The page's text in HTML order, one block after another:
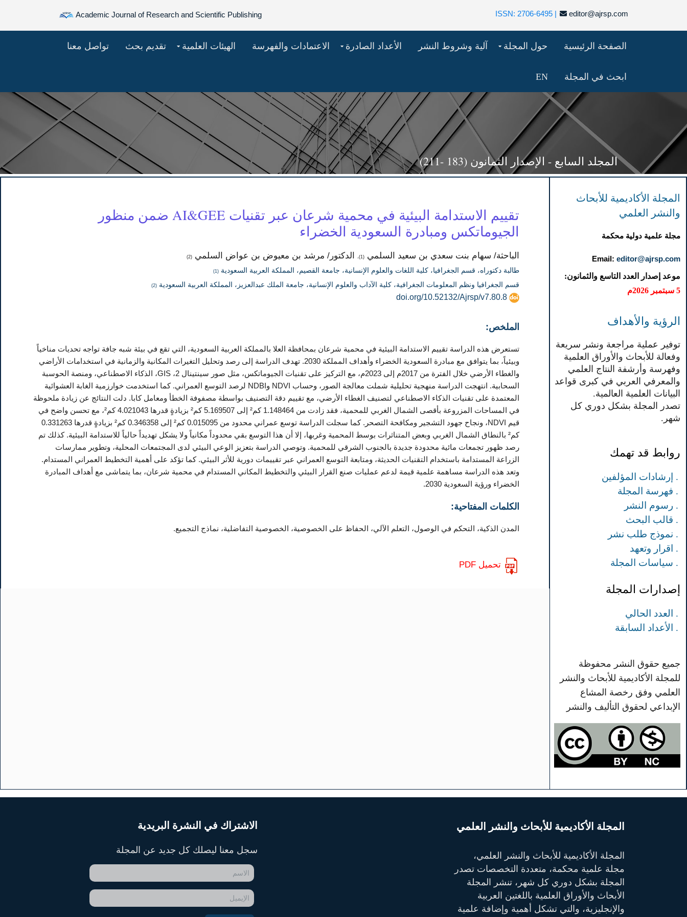
Academic Journal of Research and Scientific Publishing editor@ajrsp.com
ISSN: 2706-6495 |
الصفحة الرئيسية حول المجلة آلية وشروط النشر الأعداد الصادرة الاعتمادات والفهرسة الهيئات العلمية تقديم بحث تواصل معنا
ابحث في المجلة EN
المجلد السابع - الإصدار الثمانون (183 -211)
المجلة الأكاديمية للأبحاث
والنشر العلمي
مجلة علمية دولية محكمة
Email: editor@ajrsp.com
موعد إصدار العدد التاسع والثمانون:
5 سبتمبر 2026م
الرؤية والأهداف
توفير عملية مراجعة ونشر سريعة
وفعالة للأبحاث والأوراق العلمية
وفهرسة وأرشفة النتاج العلمي
والمعرفي العربي في كبرى قواعد
البيانات العلمية العالمية.
تصدر المجلة بشكل دوري كل
شهر.
روابط قد تهمك
. إرشادات المؤلفين
. فهرسة المجلة
. رسوم النشر
. قالب البحث
. نموذج طلب نشر
. اقرار وتعهد
. سياسات المجلة
إصدارات المجلة
. العدد الحالي
. الأعداد السابقة
جميع حقوق النشر محفوظة
للمجلة الأكاديمية للأبحاث والنشر
العلمي وفق رخصة المشاع
الإبداعي لحقوق التأليف والنشر
تقييم الاستدامة البيئية في محمية شرعان عبر تقنيات AI&GEE ضمن منظور
الجيوماتكس ومبادرة السعودية الخضراء
الباحثة/ سهام بنت سعدي بن سعيد السلمي (1)، الدكتور/ مرشد بن معيوض بن عواض السلمي (2)
طالبة دكتوراه، قسم الجغرافيا، كلية اللغات والعلوم الإنسانية، جامعة القصيم، المملكة العربية السعودية (1)
قسم الجغرافيا ونظم المعلومات الجغرافية، كلية الآداب والعلوم الإنسانية، جامعة الملك عبدالعزيز، المملكة العربية السعودية (2)
doi.org/10.52132/Ajrsp/v7.80.8
الملخص:
تستعرض هذه الدراسة تقييم الاستدامة البيئية في محمية شرعان بمحافظة العلا بالمملكة العربية السعودية، التي تقع في بيئة شبه جافة تواجه تحديات مناخياً
وبيئياً، بما يتوافق مع مبادرة السعودية الخضراء وأهداف المملكة 2030. تهدف الدراسة إلى رصد وتحليل التغيرات المكانية والزمانية في استخدامات الأراضي
والغطاء الأرضي خلال الفترة من 2017م إلى 2023م، مع التركيز على تقنيات الجيوماتكس، مثل صور سينتينال 2، GIS، الذكاء الاصطناعي، ومنصة الحوسبة
السحابية. انتهجت الدراسة منهجية تحليلية شملت معالجة الصور، وحساب NDVI وNDBI لرصد التوسع العمراني. كما استخدمت خوارزمية الغابة العشوائية
المعتمدة على تقنيات الذكاء الاصطناعي لتصنيف الغطاء الأرضي، مع تقييم دقة التصنيف بواسطة مصفوفة الخطأ ومعامل كابا. دلت النتائج عن زيادة ملحوظة
في المساحات المزروعة بأقصى الشمال الغربي للمحمية، فقد زادت من 1.148464 كم² إلى 5.169507 كم² بزيادةٍ قدرها 4.021043 كم²، مع تحسن واضح في
قيم NDVI، ونجاح جهود التشجير ومكافحة التصحر. كما سجلت الدراسة توسع عمراني محدود من 0.015095 كم² إلى 0.346358 كم² بزيادةٍ قدرها 0.331263
كم² بالنطاق الشمال الغربي وبعض المتناثرات بوسط المحمية وغربها، إلا أن هذا التوسع بقي محدوداً مكانياً ولا يشكل تهديداً حالياً للاستدامة البيئية. كذلك تم
رصد ظهور تجمعات مائية محدودة جديدة بالجنوب الشرقي للمحمية. وتوصي الدراسة بتعزيز الوعي البيئي لدى المجتمعات المحلية، وتطوير ممارسات
الزراعة المستدامة باستخدام التقنيات الحديثة، ومتابعة التوسع العمراني عبر تقييمات دورية للأثر البيئي. كما تؤكد على أهمية التخطيط العمراني المستدام.
وتعد هذه الدراسة مساهمة علمية قيمة لدعم عمليات صنع القرار البيئي والتخطيط المكاني المستدام في محمية شرعان، بما يتماشى مع أهداف المبادرة
الخضراء ورؤية السعودية 2030.
الكلمات المفتاحية:
المدن الذكية، التحكم في الوصول، التعلم الآلي، الحفاظ على الخصوصية، الخصوصية التفاضلية، نماذج التجميع.
تحميل PDF
المجلة الأكاديمية للأبحاث والنشر العلمي
المجلة الأكاديمية للأبحاث والنشر العلمي،
مجلة علمية محكمة، متعددة التخصصات تصدر
المجلة بشكل دوري كل شهر، تنشر المجلة
الأبحاث والأوراق العلمية باللغتين العربية
والإنجليزية، والتي تشكل أهمية وإضافة علمية
الاشتراك في النشرة البريدية
سجل معنا ليصلك كل جديد عن المجلة